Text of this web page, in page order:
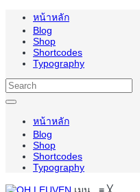
หน้าหลัก
Blog
Shop
Shortcodes
Typography
หน้าหลัก
Blog
Shop
Shortcodes
Typography